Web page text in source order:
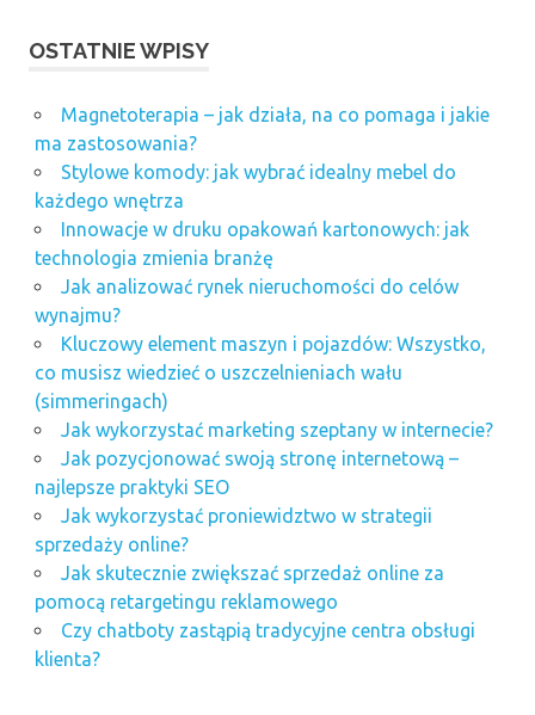
OSTATNIE WPISY
Magnetoterapia – jak działa, na co pomaga i jakie
ma zastosowania?
Stylowe komody: jak wybrać idealny mebel do
każdego wnętrza
Innowacje w druku opakowań kartonowych: jak
technologia zmienia branżę
Jak analizować rynek nieruchomości do celów
wynajmu?
Kluczowy element maszyn i pojazdów: Wszystko,
co musisz wiedzieć o uszczelnieniach wału
(simmeringach)
Jak wykorzystać marketing szeptany w internecie?
Jak pozycjonować swoją stronę internetową –
najlepsze praktyki SEO
Jak wykorzystać proniewidztwo w strategii
sprzedaży online?
Jak skutecznie zwiększać sprzedaż online za
pomocą retargetingu reklamowego
Czy chatboty zastąpią tradycyjne centra obsługi
klienta?